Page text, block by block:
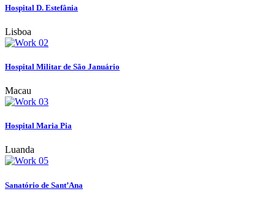
Hospital D. Estefânia
Lisboa
Hospital Militar de São Januário
Macau
Hospital Maria Pia
Luanda
Sanatório de Sant’Ana